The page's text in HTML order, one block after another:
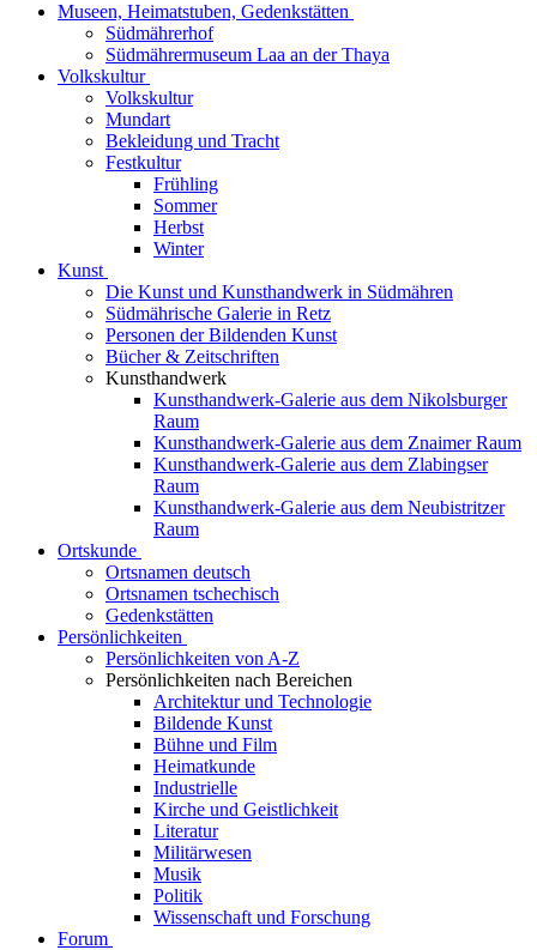
Museen, Heimatstuben, Gedenkstätten
Südmährerhof
Südmährermuseum Laa an der Thaya
Volkskultur
Volkskultur
Mundart
Bekleidung und Tracht
Festkultur
Frühling
Sommer
Herbst
Winter
Kunst
Die Kunst und Kunsthandwerk in Südmähren
Südmährische Galerie in Retz
Personen der Bildenden Kunst
Bücher & Zeitschriften
Kunsthandwerk
Kunsthandwerk-Galerie aus dem Nikolsburger
Raum
Kunsthandwerk-Galerie aus dem Znaimer Raum
Kunsthandwerk-Galerie aus dem Zlabingser
Raum
Kunsthandwerk-Galerie aus dem Neubistritzer
Raum
Ortskunde
Ortsnamen deutsch
Ortsnamen tschechisch
Gedenkstätten
Persönlichkeiten
Persönlichkeiten von A-Z
Persönlichkeiten nach Bereichen
Architektur und Technologie
Bildende Kunst
Bühne und Film
Heimatkunde
Industrielle
Kirche und Geistlichkeit
Literatur
Militärwesen
Musik
Politik
Wissenschaft und Forschung
Forum